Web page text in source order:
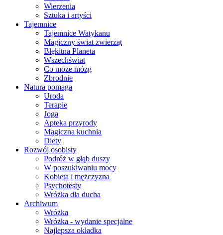
Wierzenia
Sztuka i artyści
Tajemnice
Tajemnice Watykanu
Magiczny świat zwierząt
Błękitna Planeta
Wszechświat
Co może mózg
Zbrodnie
Natura pomaga
Uroda
Terapie
Joga
Apteka przyrody
Magiczna kuchnia
Diety
Rozwój osobisty
Podróż w głąb duszy
W poszukiwaniu mocy
Kobieta i mężczyzna
Psychotesty
Wróżka dla ducha
Archiwum
Wróżka
Wróżka - wydanie specjalne
Najlepsza okładka